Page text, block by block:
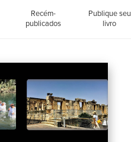
Recém-
publicados
Publique seu
livro